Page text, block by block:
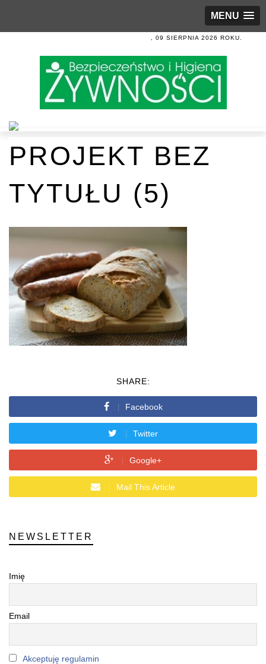
MENU
, 09 SIERPNIA 2026 ROKU.
PROJEKT BEZ
TYTUŁU (5)
SHARE:
Facebook
Twitter
Google+
Mail This Article
NEWSLETTER
Imię
Email
Akceptuję regulamin